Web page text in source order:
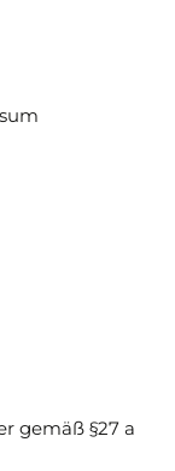
gemäß §27 a